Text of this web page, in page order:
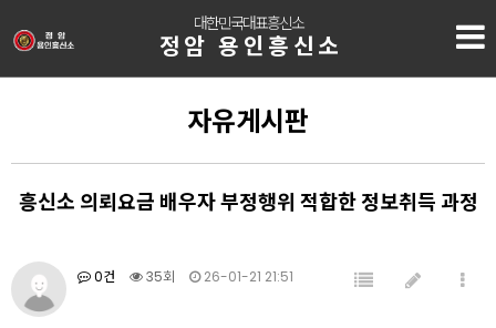
대한민국대표흥신소
정암 용인흥신소
자유게시판
흥신소 의뢰요금 배우자 부정행위 적합한 정보취득 과정
0건 35회 26-01-21 21:51